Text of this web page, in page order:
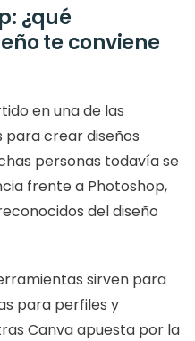
¿qué
te conviene
en una de las
crear diseños
personas todavía se
frente a Photoshop,
del diseño
sirven para
para perfiles y
Canva apuesta por la